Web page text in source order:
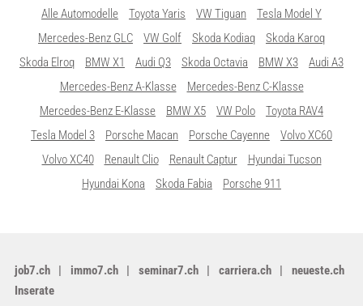
Alle Automodelle Toyota Yaris VW Tiguan
Tesla Model Y
Mercedes-Benz GLC
VW Golf Skoda Kodiaq
Skoda Karoq
Skoda Elroq
BMW X1 Audi Q3 Skoda Octavia BMW X3
Audi A3
Mercedes-Benz A-Klasse
Mercedes-Benz C-Klasse
Mercedes-Benz E-Klasse
BMW X5 VW Polo
Toyota RAV4
Tesla Model 3
Porsche Macan Porsche Cayenne
Volvo XC60
Volvo XC40
Renault Clio Renault Captur
Hyundai Tucson
Hyundai Kona
Skoda Fabia Porsche 911
job7.ch immo7.ch seminar7.ch carriera.ch
neueste.ch
Inserate